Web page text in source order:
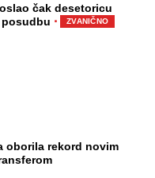
čak desetoricu
posudbu · ZVANIČNO
oborila rekord novim